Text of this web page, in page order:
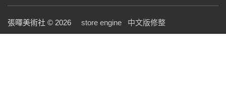
張暉美術社 © 2026 store engine 中文版修整